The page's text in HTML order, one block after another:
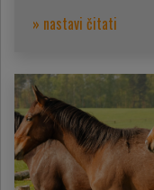
» nastavi čitati